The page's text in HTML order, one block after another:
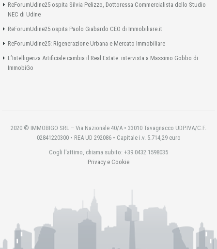
ReForumUdine25 ospita Silvia Pelizzo, Dottoressa Commercialista dello Studio
NEC di Udine
ReForumUdine25 ospita Paolo Giabardo CEO di Immobiliare.it
ReForumUdine25: Rigenerazione Urbana e Mercato Immobiliare
L’Intelligenza Artificiale cambia il Real Estate: intervista a Massimo Gobbo di
ImmobiGo
2020 © IMMOBIGO SRL – Via Nazionale 40/A • 33010 Tavagnacco UDP.IVA/C.F.
02841220300 • REA UD 292086 • Capitale i.v. 5.714,29 euro
Cogli l'attimo, chiama subito: +39 0432 1598035
Privacy e Cookie